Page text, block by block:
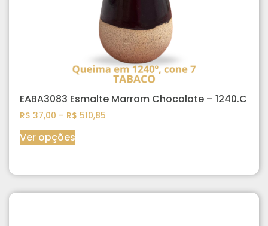
EABA3083 Esmalte Marrom Chocolate – 1240.C
R$ 37,00 – R$ 510,85
Ver opções